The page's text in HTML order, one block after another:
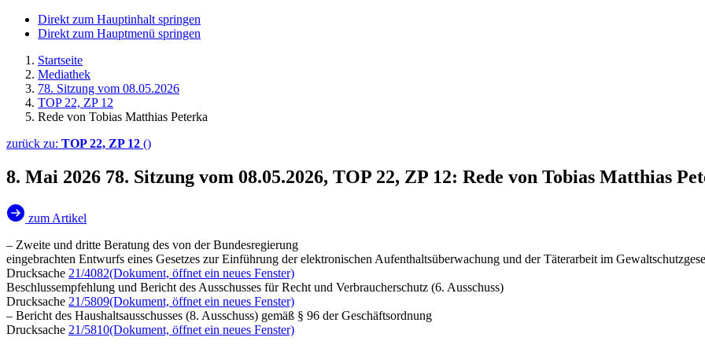
Direkt zum Hauptinhalt springen
Direkt zum Hauptmenü springen
Startseite
Mediathek
78. Sitzung vom 08.05.2026
TOP 22, ZP 12
Rede von Tobias Matthias Peterka
zurück zu: TOP 22, ZP 12 ()
8. Mai 2026 78. Sitzung vom 08.05.2026, TOP 22, ZP 12: Rede von Tobias Matthias
zum Artikel
– Zweite und dritte Beratung des von der Bundesregierung
eingebrachten Entwurfs eines Gesetzes zur Einführung der elektronischen Aufenthaltsüberwachung und der Täterarbeit im
Drucksache 21/4082(Dokument, öffnet ein neues Fenster)
Beschlussempfehlung und Bericht des Ausschusses für Recht und Verbraucherschutz (6. Ausschuss)
Drucksache 21/5809(Dokument, öffnet ein neues Fenster)
– Bericht des Haushaltsausschusses (8. Ausschuss) gemäß § 96 der Geschäftsordnung
Drucksache 21/5810(Dokument, öffnet ein neues Fenster)